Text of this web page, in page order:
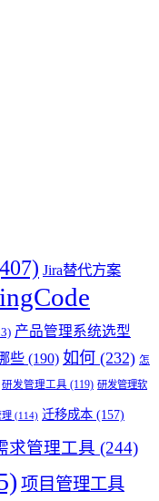
Jira替代方案
产品管理系统选型
些 (190) 如何 (232) 怎
研发管理工具 (119) 研发管理软
理 (114) 迁移成本 (157)
求管理工具 (244)
项目管理工具